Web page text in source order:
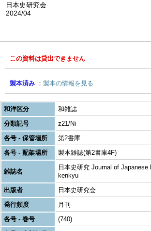
日本史研究会
2024/04
この資料は貸出できません
製本済み 製本の情報を見る
和洋区分
和雑誌
分類記号
z21/Ni
各号 - 保管場所
第2書庫
各号 - 配架場所
製本雑誌(第2書庫4F)
雑誌名
日本史研究 Journal of Japanese
kenkyu
出版者
日本史研究会
発行頻度
月刊
各号 - 巻号
(740)